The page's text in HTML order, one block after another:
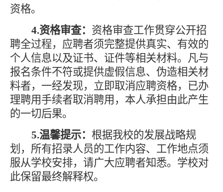
资格。
4.资格审查： 资格审查工作贯穿公开招
聘全过程，应聘者须完整提供真实、有效的
个人信息以及证书、证件等相关材料。凡与
报名条件不符或提供虚假信息、伪造相关材
料者，一经发现，立即取消应聘资格，已办
理聘用手续者取消聘用，本人承担由此产生
的一切后果。
5.温馨提示： 根据我校的发展战略规
划，所有招录人员的工作内容、工作地点须
服从学校安排，请广大应聘者知悉。学校对
此保留最终解释权。